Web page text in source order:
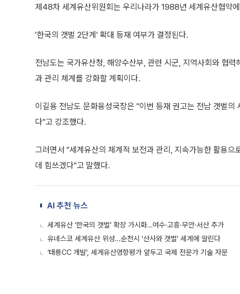
제48차 세계유산위원회는 우리나라가 1988년 세계유산협약
'한국의 갯벌 2단계' 확대 등재 여부가 결정된다.
전남도는 국가유산청, 해양수산부, 관련 시군, 지역사회와 협
과 관리 체계를 강화할 계획이다.
이길용 전남도 문화융성국장은 "이번 등재 권고는 전남 갯벌
다"고 강조했다.
그러면서 "세계유산의 체계적 보전과 관리, 지속가능한 활용
데 힘쓰겠다"고 말했다.
AI 추천 뉴스
세계유산 ‘한국의 갯벌’ 확장 가시화…여수·고흥·무안·서산 추가
유네스코 세계유산 위성...순천시 '산사와 갯벌' 세계에 알린다
‘태릉CC 개발’, 세계유산영향평가 앞두고 국제 전문가 기술 자문